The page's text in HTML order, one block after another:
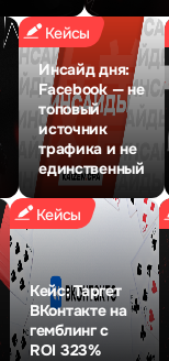
Кейсы
Инсайд дня:
Facebook — не
топовый
источник
трафика и не
единственный
Кейсы
Кейс: Таргет
ВКонтакте на
гемблинг с
ROI 323%